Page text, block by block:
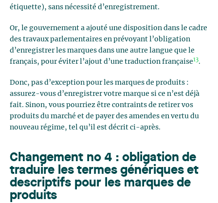
étiquette), sans nécessité d’enregistrement.
Or, le gouvernement a ajouté une disposition dans le cadre
des travaux parlementaires en prévoyant l’obligation
d’enregistrer les marques dans une autre langue que le
français, pour éviter l’ajout d’une traduction française13.
Donc, pas d’exception pour les marques de produits :
assurez-vous d’enregistrer votre marque si ce n’est déjà
fait. Sinon, vous pourriez être contraints de retirer vos
produits du marché et de payer des amendes en vertu du
nouveau régime, tel qu’il est décrit ci-après.
Changement no 4 : obligation de
traduire les termes génériques et
descriptifs pour les marques de
produits